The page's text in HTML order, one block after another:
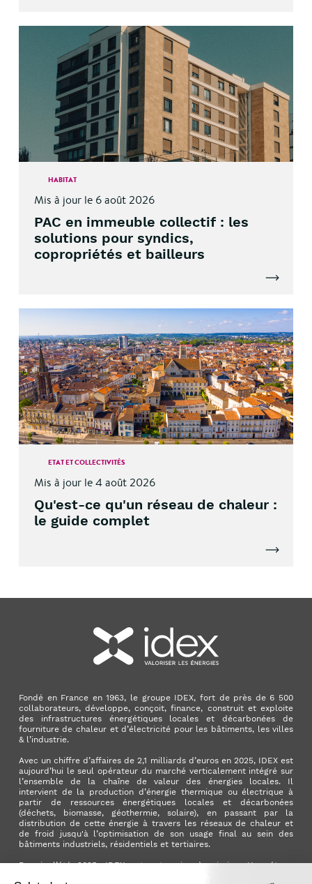
HABITAT
Mis à jour le 6 août 2026
PAC en immeuble collectif : les
solutions pour syndics,
copropriétés et bailleurs
Lire
ETAT ET COLLECTIVITÉS
Mis à jour le 4 août 2026
Qu'est-ce qu'un réseau de chaleur :
le guide complet
Lire
Fondé en France en 1963, le groupe IDEX, fort de près de 6 500
collaborateurs, développe, conçoit, finance, construit et exploite
des infrastructures énergétiques locales et décarbonées de
fourniture de chaleur et d’électricité pour les bâtiments, les villes
& l’industrie.
Avec un chiffre d’affaires de 2,1 milliards d’euros en 2025, IDEX est
aujourd’hui le seul opérateur du marché verticalement intégré sur
l’ensemble de la chaîne de valeur des énergies locales. Il
intervient de la production d’énergie thermique ou électrique à
partir de ressources énergétiques locales et décarbonées
(déchets, biomasse, géothermie, solaire), en passant par la
distribution de cette énergie à travers les réseaux de chaleur et
de froid jusqu'à l’optimisation de son usage final au sein des
bâtiments industriels, résidentiels et tertiaires.
Depuis l’été 2025, IDEX est entreprise à mission. Une étape